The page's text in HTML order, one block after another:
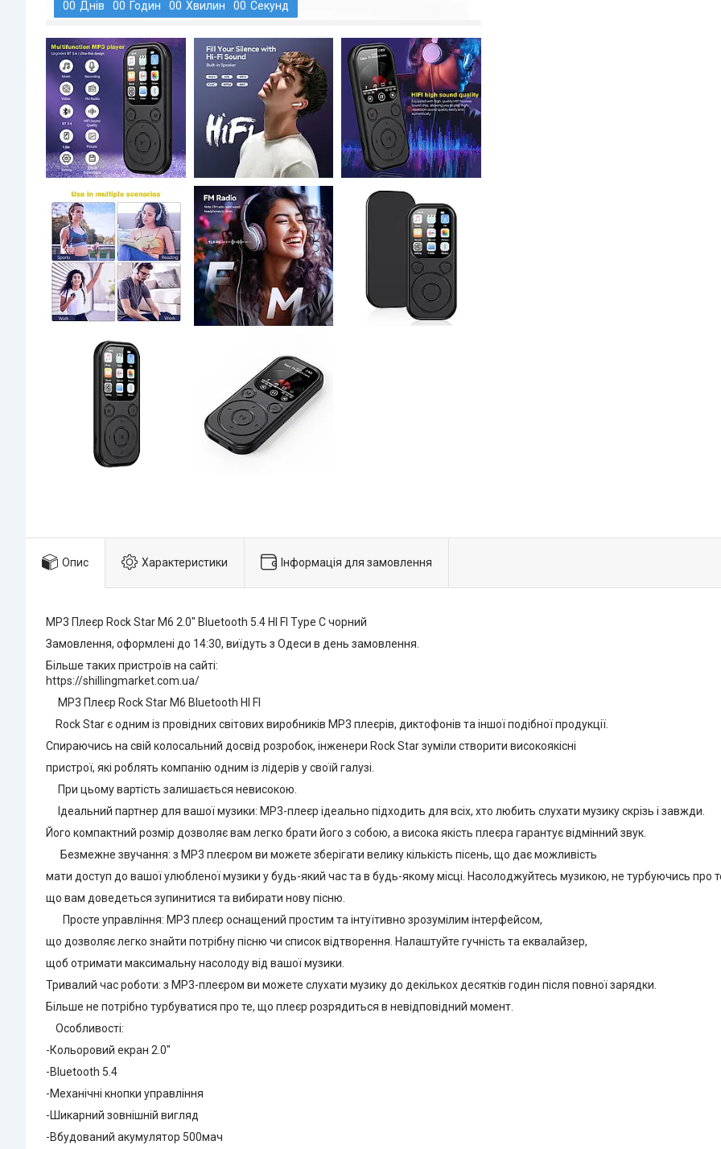
00 Днів 00 Годин 00 Хвилин 00 Секунд
Опис Характеристики Інформація для замовлення
MP3 Плеєр Rock Star M6 2.0" Bluetooth 5.4 HI FI Type C чорний
Замовлення, оформлені до 14:30, виїдуть з Одеси в день замовлення.
Більше таких пристроїв на сайті:
https://shillingmarket.com.ua/
MP3 Плеєр Rock Star M6 Bluetooth HI FI
Rock Star є одним із провідних світових виробників МР3 плеєрів, диктофонів та іншої подібної продукції.
Спираючись на свій колосальний досвід розробок, інженери Rock Star зуміли створити високоякісні
пристрої, які роблять компанію одним із лідерів у своїй галузі.
При цьому вартість залишається невисокою.
Ідеальний партнер для вашої музики: MP3-плеєр ідеально підходить для всіх, хто любить слухати музику скрізь і завжди.
Його компактний розмір дозволяє вам легко брати його з собою, а висока якість плеєра гарантує відмінний звук.
Безмежне звучання: з MP3 плеєром ви можете зберігати велику кількість пісень, що дає можливість
мати доступ до вашої улюбленої музики у будь-який час та в будь-якому місці. Насолоджуйтесь музикою, не турбуючись про
що вам доведеться зупинитися та вибирати нову пісню.
Просте управління: MP3 плеєр оснащений простим та інтуїтивно зрозумілим інтерфейсом,
що дозволяє легко знайти потрібну пісню чи список відтворення. Налаштуйте гучність та еквалайзер,
щоб отримати максимальну насолоду від вашої музики.
Тривалий час роботи: з MP3-плеєром ви можете слухати музику до декількох десятків годин після повної зарядки.
Більше не потрібно турбуватися про те, що плеєр розрядиться в невідповідний момент.
Особливості:
-Кольоровий екран 2.0"
-Bluetooth 5.4
-Механічні кнопки управління
-Шикарний зовнішній вигляд
-Вбудований акумулятор 500мач